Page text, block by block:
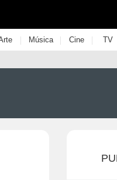
| Música | Cine | TV